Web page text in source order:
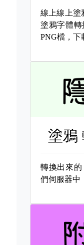
線上線上塗
塗鴉字體
PNG檔，下
塗鴉
轉換出來的
們伺服器中